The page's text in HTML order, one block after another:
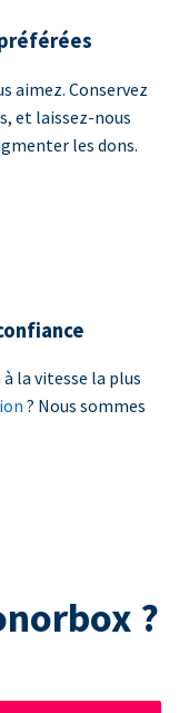
aimez. Conservez
et laissez-nous
les dons.
la vitesse la plus
? Nous sommes
?